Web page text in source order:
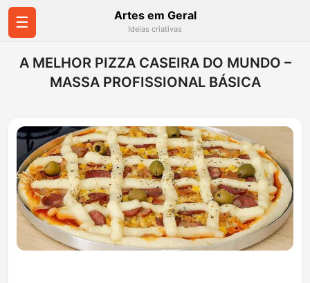
☰ Artes em Geral
Ideias criativas
A MELHOR PIZZA CASEIRA DO MUNDO –
MASSA PROFISSIONAL BÁSICA